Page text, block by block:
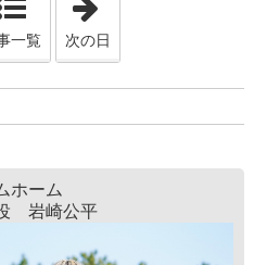
一覧 次の日
ホーム
岩崎公平